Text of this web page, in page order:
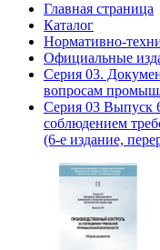
Главная страница
Каталог
Нормативно-
Официальные
Серия 03.
вопросам
Серия 03 Выпуск
соблюдением
(6-е издание,